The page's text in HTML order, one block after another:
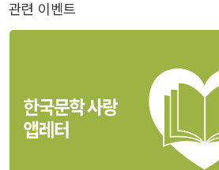
관련 이벤트